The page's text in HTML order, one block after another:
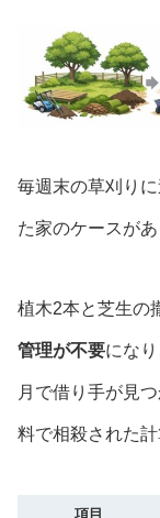
毎週末の草刈り
た家のケースがあ
植木2本と芝生の
管理が不要にな
月で借り手が見
料で相殺された
項目